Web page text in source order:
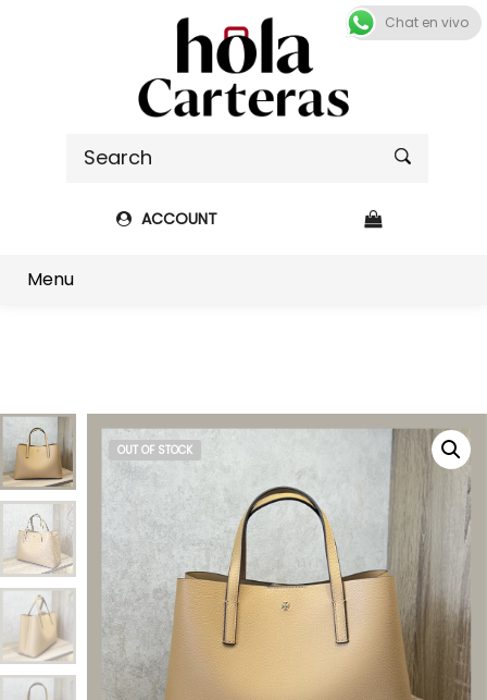
ACCOUNT
Menu
OUT OF STOCK
Chat en vivo